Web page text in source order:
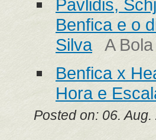
Pavlidis,
Benfica e o
Silva
A Bola
Benfica x
Hora e
Posted on: 06. Aug.